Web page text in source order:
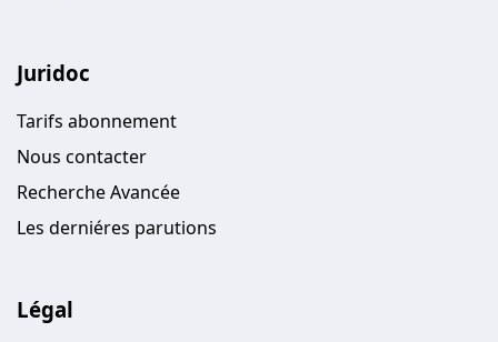
Juridoc
Tarifs abonnement
Nous contacter
Recherche Avancée
Les derniéres parutions
Légal